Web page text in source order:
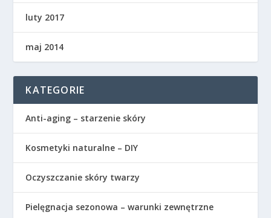
luty 2017
maj 2014
KATEGORIE
Anti-aging – starzenie skóry
Kosmetyki naturalne – DIY
Oczyszczanie skóry twarzy
Pielęgnacja sezonowa – warunki zewnętrzne